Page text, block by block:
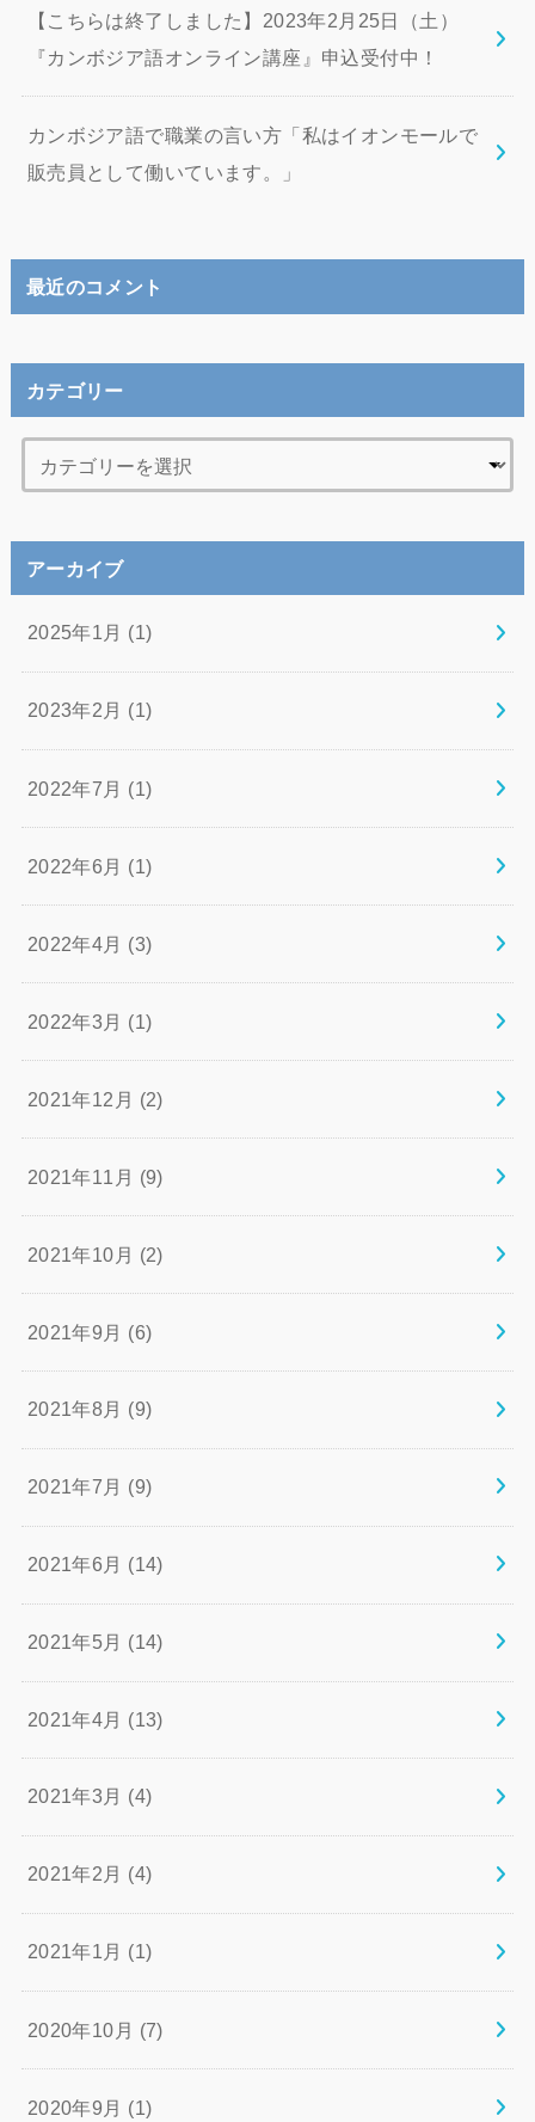
【こちらは終了しました】2023年2月25日（土）
『カンボジア語オンライン講座』申込受付中！
カンボジア語で職業の言い方「私はイオンモールで
販売員として働いています。」
最近のコメント
カテゴリー
アーカイブ
2025年1月 (1)
2023年2月 (1)
2022年7月 (1)
2022年6月 (1)
2022年4月 (3)
2022年3月 (1)
2021年12月 (2)
2021年11月 (9)
2021年10月 (2)
2021年9月 (6)
2021年8月 (9)
2021年7月 (9)
2021年6月 (14)
2021年5月 (14)
2021年4月 (13)
2021年3月 (4)
2021年2月 (4)
2021年1月 (1)
2020年10月 (7)
2020年9月 (1)